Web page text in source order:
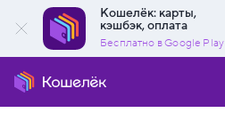
Кошелёк: карты,
кэшбэк, оплата
Бесплатно в Google Play